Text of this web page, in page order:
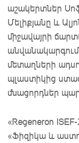
աշակերտներ
Մելիքյանը և
միջավայրի
անվանակարգում
մետաղների
պլաստիկից
մնացորդներ
«Regeneron
«Ֆիզիկա և